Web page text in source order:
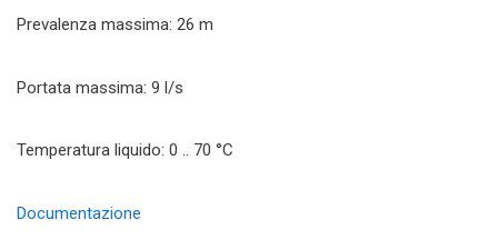
Prevalenza massima: 26 m
Portata massima: 9 l/s
Temperatura liquido: 0 .. 70 °C
Documentazione